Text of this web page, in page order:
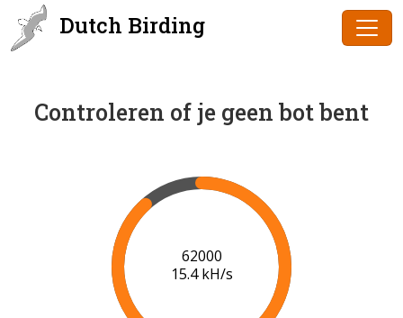
Dutch Birding
Controleren of je geen bot bent
64000
15.6 kH/s